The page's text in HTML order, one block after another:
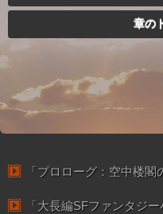
章の
「プロローグ：空中楼
「大長編SFファンタジ